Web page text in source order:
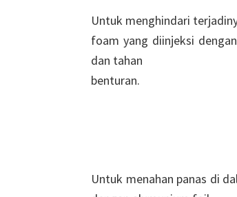
Untuk menghindari
foam yang diinjeksi
dan tahan
benturan.
Untuk menahan panas di